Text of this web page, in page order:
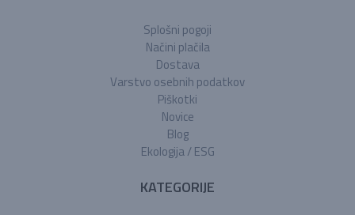
Splošni pogoji
Načini plačila
Dostava
Varstvo osebnih podatkov
Piškotki
Novice
Blog
Ekologija / ESG
KATEGORIJE